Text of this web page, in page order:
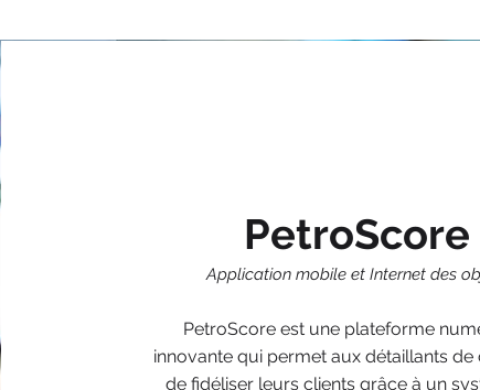
PetroScore
Application mobile et Internet des
PetroScore est une plateforme
innovante qui permet aux détaillants
de fidéliser leurs clients grâce à un